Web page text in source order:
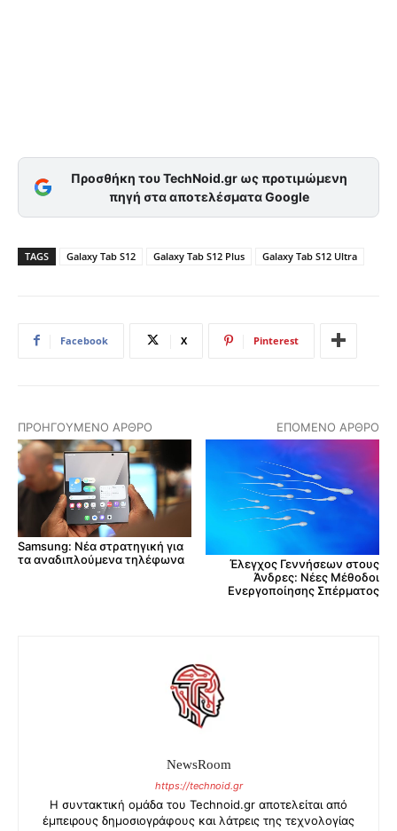
Προσθήκη του TechNoid.gr ως προτιμώμενη
πηγή στα αποτελέσματα Google
TAGS Galaxy Tab S12 Galaxy Tab S12 Plus Galaxy Tab S12 Ultra
Facebook X Pinterest
ΠΡΟΗΓΟΎΜΕΝΟ ΆΡΘΡΟ
Samsung: Νέα στρατηγική για
τα αναδιπλούμενα τηλέφωνα
ΕΠΌΜΕΝΟ ΆΡΘΡΟ
Έλεγχος Γεννήσεων στους
Άνδρες: Νέες Μέθοδοι
Ενεργοποίησης Σπέρματος
NewsRoom
https://technoid.gr
Η συντακτική ομάδα του Technoid.gr αποτελείται από
έμπειρους δημοσιογράφους και λάτρεις της τεχνολογίας